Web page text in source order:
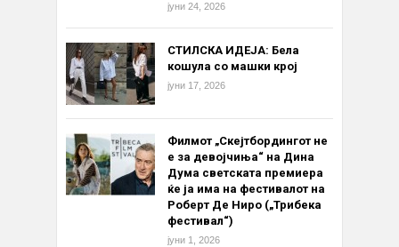
јуни 24, 2026
СТИЛСКА ИДЕЈА: Бела
кошула со машки крој
јуни 17, 2026
Филмот „Скејтбордингот не
е за девојчиња“ на Дина
Дума светската премиера
ќе ја има на фестивалот на
Роберт Де Ниро („Трибека
фестивал“)
јуни 1, 2026